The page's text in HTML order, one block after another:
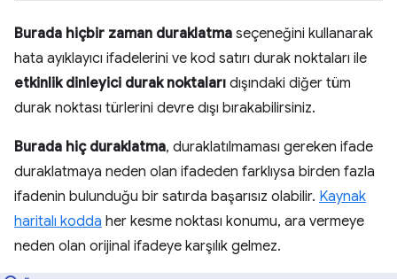
Burada hiçbir zaman duraklatma seçeneğini kullanarak
hata ayıklayıcı ifadelerini ve kod satırı durak noktaları ile
etkinlik dinleyici durak noktaları dışındaki diğer tüm
durak noktası türlerini devre dışı bırakabilirsiniz.
Burada hiç duraklatma, duraklatılmaması gereken ifade
duraklatmaya neden olan ifadeden farklıysa birden fazla
ifadenin bulunduğu bir satırda başarısız olabilir. Kaynak
haritalı kodda her kesme noktası konumu, ara vermeye
neden olan orijinal ifadeye karşılık gelmez.